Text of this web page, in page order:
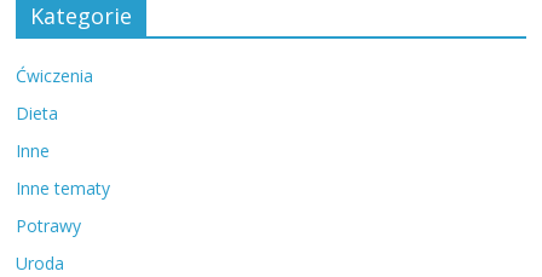
Kategorie
Ćwiczenia
Dieta
Inne
Inne tematy
Potrawy
Uroda